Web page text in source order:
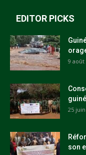
EDITOR PICKS
9 août
25
son